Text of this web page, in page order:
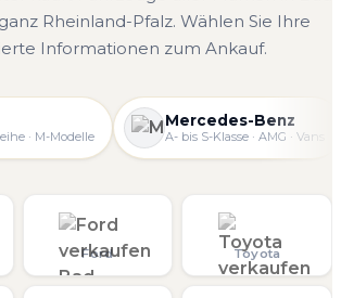
Rheinland-Pfalz. Wählen Sie Ihre
Informationen zum Ankauf.
· M-Modelle
Mercedes-Benz
A- bis S-Klasse · AMG · Vans
Ford Toyota